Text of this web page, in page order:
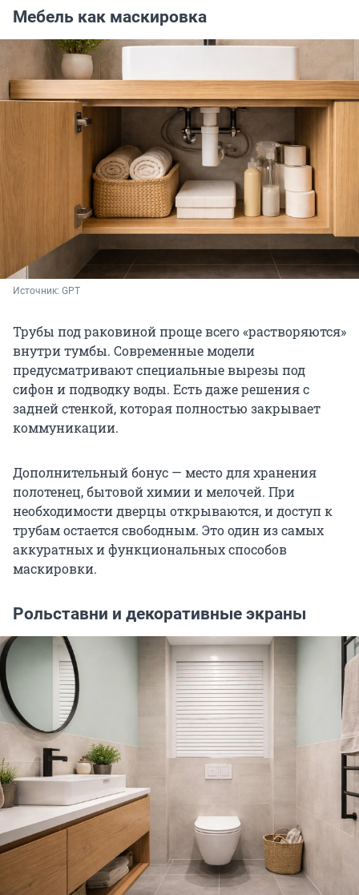
Мебель как маскировка
Источник: GPT
Трубы под раковиной проще всего «растворяются»
внутри тумбы. Современные модели
предусматривают специальные вырезы под
сифон и подводку воды. Есть даже решения с
задней стенкой, которая полностью закрывает
коммуникации.
Дополнительный бонус — место для хранения
полотенец, бытовой химии и мелочей. При
необходимости дверцы открываются, и доступ к
трубам остается свободным. Это один из самых
аккуратных и функциональных способов
маскировки.
Рольставни и декоративные экраны